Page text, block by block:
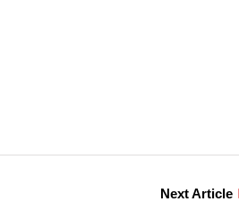
Next Article